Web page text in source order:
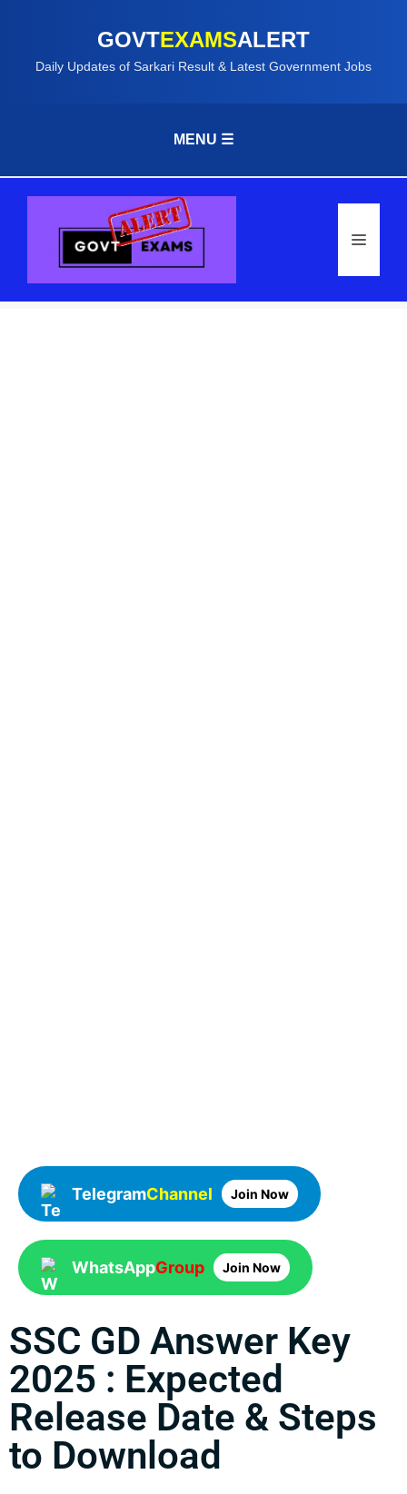
GOVTEXAMSALERT
Daily Updates of Sarkari Result & Latest Government Jobs
MENU ☰
TelegramChannel Join Now
WhatsAppGroup Join Now
SSC GD Answer Key
2025 : Expected
Release Date & Steps
to Download